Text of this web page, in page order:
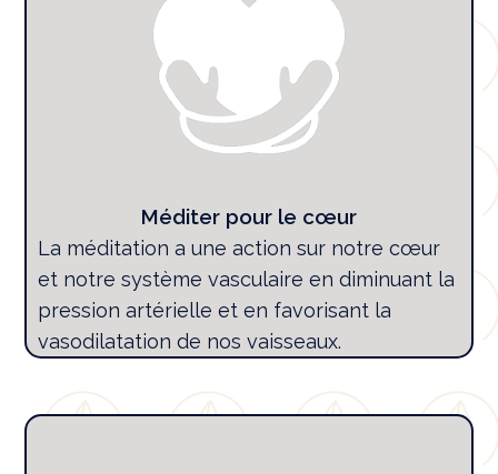
Méditer pour le cœur
La méditation a une action sur notre cœur
et notre système vasculaire en diminuant la
pression artérielle et en favorisant la
vasodilatation de nos vaisseaux.